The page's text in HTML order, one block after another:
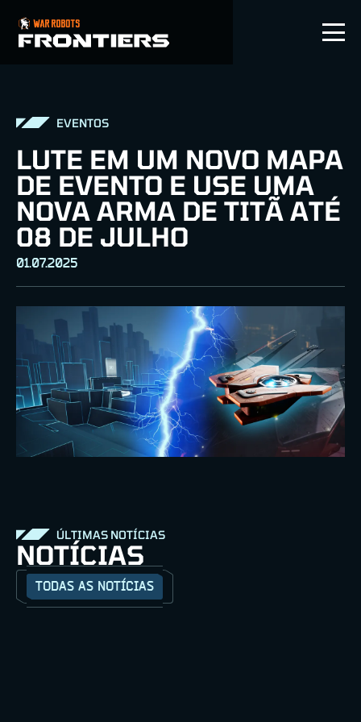
PT-BR
EVENTOS
LUTE EM UM NOVO MAPA
DE EVENTO E USE UMA
NOVA ARMA DE TITÃ ATÉ
08 DE JULHO
01.07.2025
ÚLTIMAS NOTÍCIAS
NOTÍCIAS
TODAS AS NOTÍCIAS